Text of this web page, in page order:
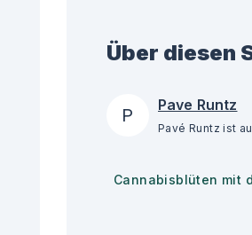
Über diesen
P Pave Runtz
Cannabisblüten mit